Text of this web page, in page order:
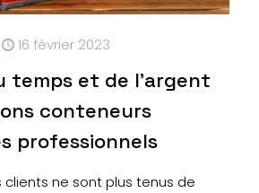
16 février 2023
temps et de l’argent
conteneurs
professionnels
clients ne sont plus tenus de